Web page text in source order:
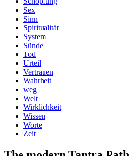
Sex
Sinn
Spiritualität
System
Sünde
Tod
Urteil
Vertrauen
Wahrheit
weg
Welt
Wirklichkeit
Wissen
Worte
Zeit